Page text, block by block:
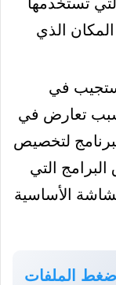
الذي
في
تعارض في
لتخصيص
البرامج التي
الأساسية
ضغط الملفات